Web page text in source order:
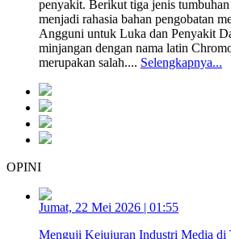
penyakit. Berikut tiga jenis
menjadi rahasia bahan pengobatan
Angguni untuk Luka dan Penyakit
minjangan dengan nama latin
merupakan salah.... Selengkapnya...
OPINI
Jumat, 22 Mei 2026 | 01:55
Menguji Kejujuran Industri Media di